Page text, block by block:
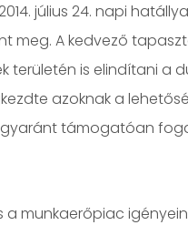
július 24. napi
meg. A kedvező
is elindítani a
azoknak a
támogatóan
munkaerőpiac